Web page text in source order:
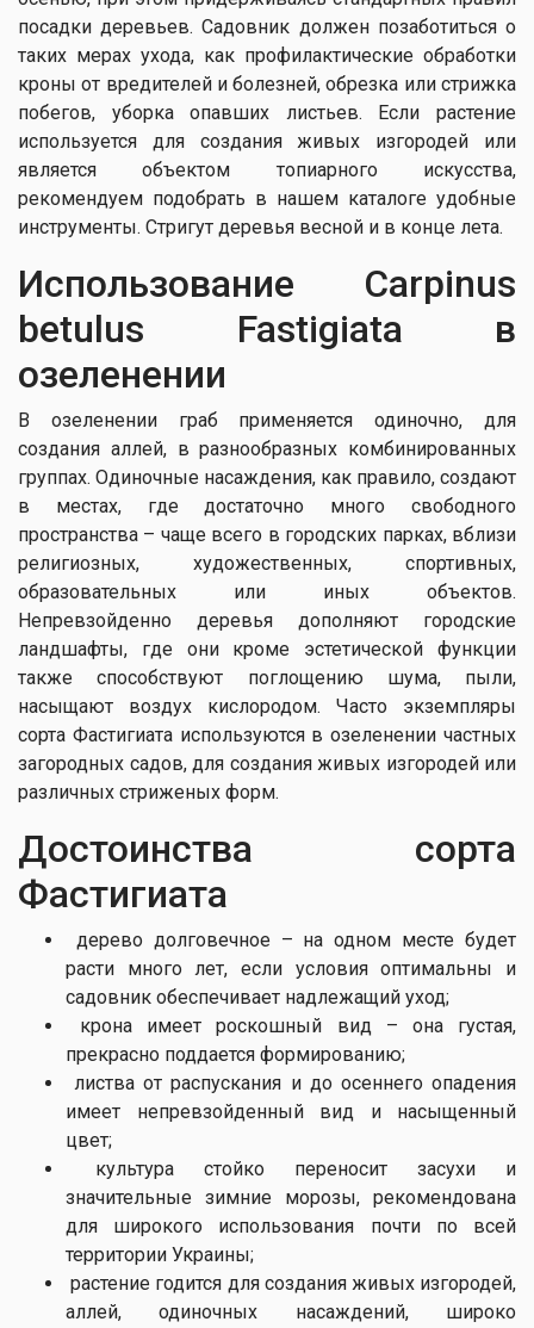
посадки деревьев. Садовник должен позаботиться о
таких мерах ухода, как профилактические обработки
кроны от вредителей и болезней, обрезка или стрижка
побегов, уборка опавших листьев. Если растение
используется для создания живых изгородей или
является объектом топиарного искусства,
рекомендуем подобрать в нашем каталоге удобные
инструменты. Стригут деревья весной и в конце лета.
Использование Carpinus
betulus Fastigiata в
озеленении
В озеленении граб применяется одиночно, для
создания аллей, в разнообразных комбинированных
группах. Одиночные насаждения, как правило, создают
в местах, где достаточно много свободного
пространства – чаще всего в городских парках, вблизи
религиозных, художественных, спортивных,
образовательных или иных объектов.
Непревзойденно деревья дополняют городские
ландшафты, где они кроме эстетической функции
также способствуют поглощению шума, пыли,
насыщают воздух кислородом. Часто экземпляры
сорта Фастигиата используются в озеленении частных
загородных садов, для создания живых изгородей или
различных стриженых форм.
Достоинства сорта
Фастигиата
дерево долговечное – на одном месте будет
расти много лет, если условия оптимальны и
садовник обеспечивает надлежащий уход;
крона имеет роскошный вид – она ​​густая,
прекрасно поддается формированию;
листва от распускания и до осеннего опадения
имеет непревзойденный вид и насыщенный
цвет;
культура стойко переносит засухи и
значительные зимние морозы, рекомендована
для широкого использования почти по всей
территории Украины;
растение годится для создания живых изгородей,
аллей, одиночных насаждений, широко